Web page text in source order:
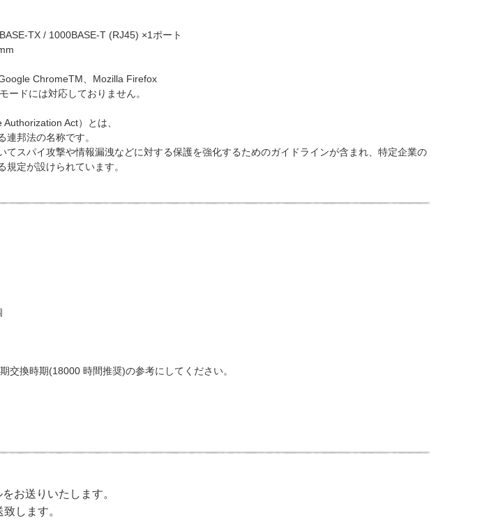
TX / 1000BASE-T (RJ45) ×1ポート
ChromeTM、Mozilla Firefox
ドには対応しておりません。
Act）とは、
邦法の名称です。
てスパイ攻撃や情報漏洩などに対する保護を強化するためのガイドラインが含まれ、特定企業の
定が設けられています。
換時期(18000 時間推奨)の参考にしてください。
お送りいたします。
します。